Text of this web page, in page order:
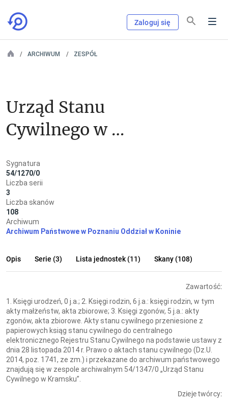
Zaloguj się
ARCHIWUM ZESPÓŁ
Urząd Stanu
Cywilnego w
Sygnatura
54/1270/0
Liczba serii
3
Liczba skanów
108
Archiwum
Archiwum Państwowe w Poznaniu Oddział w Koninie
Opis Serie (3) Lista jednostek (11) Skany (108)
Zawartość:
1. Księgi urodzeń, 0 j.a.; 2. Księgi rodzin, 6 j.a.: księgi rodzin, w tym
akty małżeństw, akta zbiorowe; 3. Księgi zgonów, 5 j.a.: akty
zgonów, akta zbiorowe. Akty stanu cywilnego przeniesione z
papierowych ksiąg stanu cywilnego do centralnego
elektronicznego Rejestru Stanu Cywilnego na podstawie ustawy z
dnia 28 listopada 2014 r. Prawo o aktach stanu cywilnego (Dz.U.
2014, poz. 1741, ze zm.) i przekazane do archiwum państwowego
znajdują się w zespole archiwalnym 54/1347/0 „Urząd Stanu
Cywilnego w Kramsku”.
Dzieje twórcy: